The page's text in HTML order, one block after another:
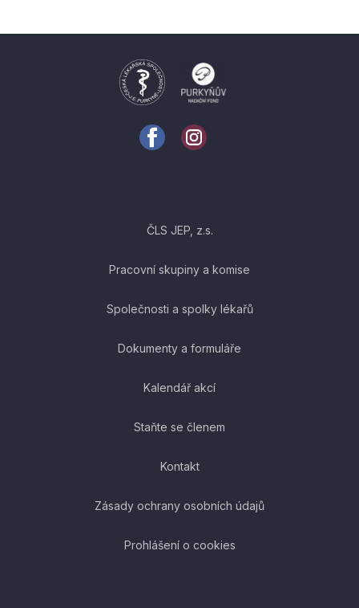
ČLS JEP, z.s.
Pracovní skupiny a komise
Společnosti a spolky lékařů
Dokumenty a formuláře
Kalendář akcí
Staňte se členem
Kontakt
Zásady ochrany osobních údajů
Prohlášení o cookies